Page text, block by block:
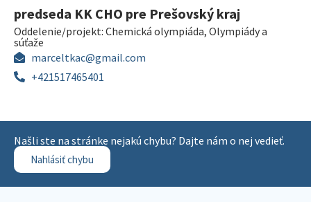
predseda KK CHO pre Prešovský kraj
Oddelenie/projekt: Chemická olympiáda, Olympiády a
súťaže
marceltkac@gmail.com
+421517465401
Našli ste na stránke nejakú chybu? Dajte nám o nej vedieť.
Nahlásiť chybu